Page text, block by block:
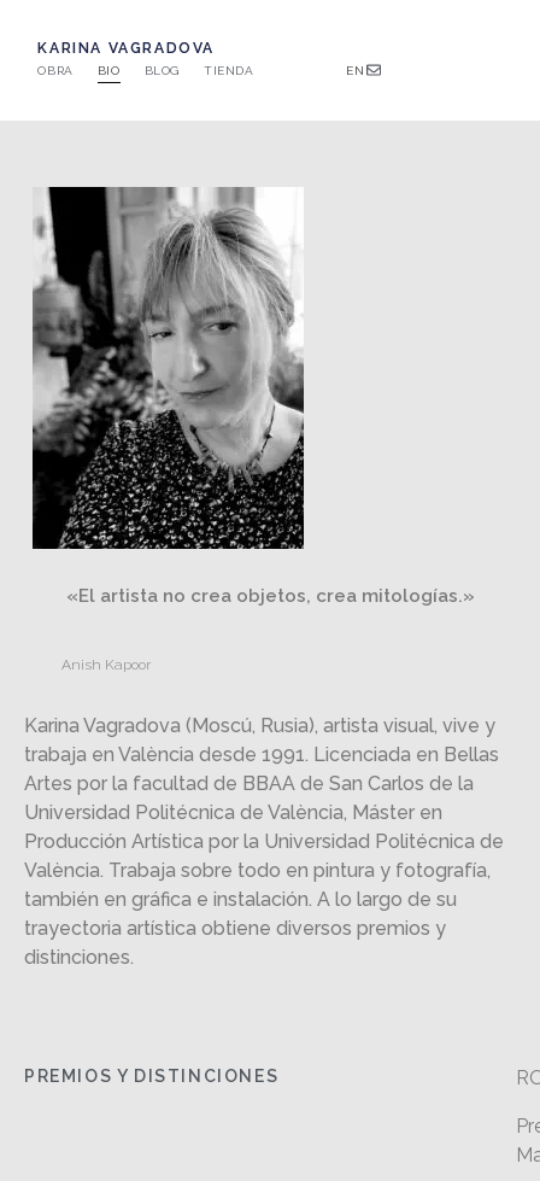
KARINA VAGRADOVA
OBRA BIO BLOG TIENDA EN
«El artista no crea objetos, crea mitologías.»
Anish Kapoor
Karina Vagradova (Moscú, Rusia), artista visual, vive y
trabaja en València desde 1991. Licenciada en Bellas
Artes por la facultad de BBAA de San Carlos de la
Universidad Politécnica de València, Máster en
Producción Artística por la Universidad Politécnica de
València. Trabaja sobre todo en pintura y fotografía,
también en gráfica e instalación. A lo largo de su
trayectoria artística obtiene diversos premios y
distinciones.
PREMIOS Y DISTINCIONES